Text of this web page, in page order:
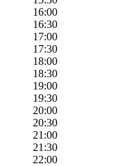
16:00
16:30
17:00
17:30
18:00
18:30
19:00
19:30
20:00
20:30
21:00
21:30
22:00